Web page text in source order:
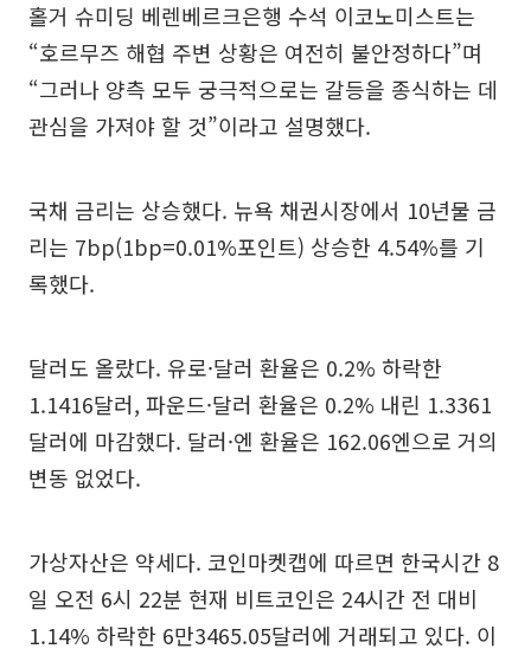
홀거 슈미딩 베렌베르크은행 수석 이코노미스트는
“호르무즈 해협 주변 상황은 여전히 불안정하다”며
“그러나 양측 모두 궁극적으로는 갈등을 종식하는 데
관심을 가져야 할 것”이라고 설명했다.
국채 금리는 상승했다. 뉴욕 채권시장에서 10년물 금
리는 7bp(1bp=0.01%포인트) 상승한 4.54%를 기
록했다.
달러도 올랐다. 유로·달러 환율은 0.2% 하락한
1.1416달러, 파운드·달러 환율은 0.2% 내린 1.3361
달러에 마감했다. 달러·엔 환율은 162.06엔으로 거의
변동 없었다.
가상자산은 약세다. 코인마켓캡에 따르면 한국시간 8
일 오전 6시 22분 현재 비트코인은 24시간 전 대비
1.14% 하락한 6만3465.05달러에 거래되고 있다. 이